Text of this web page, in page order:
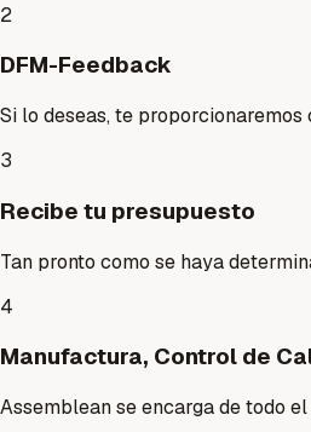
2
DFM-Feedback
Si lo deseas, te
3
Recibe tu presupuesto
Tan pronto como se haya
4
Manufactura, Control de
Assemblean se encarga de todo